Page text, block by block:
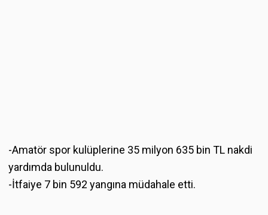
-Amatör spor kulüplerine 35 milyon 635 bin TL nakdi
yardımda bulunuldu.
-İtfaiye 7 bin 592 yangına müdahale etti.